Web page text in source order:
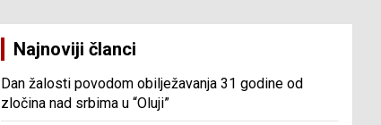
Najnoviji članci
Dan žalosti povodom obilježavanja 31 godine od
zločina nad srbima u “Oluji”